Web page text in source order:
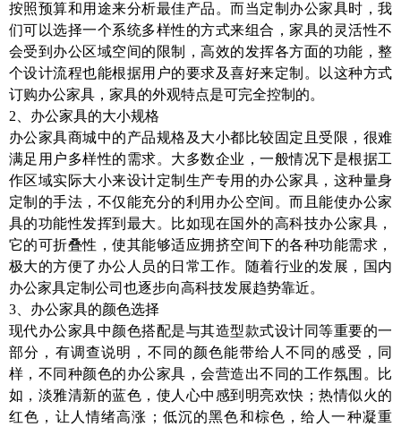
按照预算和用途来分析最佳产品。而当定制办公家具时，我
们可以选择一个系统多样性的方式来组合，家具的灵活性不
会受到办公区域空间的限制，高效的发挥各方面的功能，整
个设计流程也能根据用户的要求及喜好来定制。以这种方式
订购办公家具，家具的外观特点是可完全控制的。
2、办公家具的大小规格
办公家具商城中的产品规格及大小都比较固定且受限，很难
满足用户多样性的需求。大多数企业，一般情况下是根据工
作区域实际大小来设计定制生产专用的办公家具，这种量身
定制的手法，不仅能充分的利用办公空间。而且能使办公家
具的功能性发挥到最大。比如现在国外的高科技办公家具，
它的可折叠性，使其能够适应拥挤空间下的各种功能需求，
极大的方便了办公人员的日常工作。随着行业的发展，国内
办公家具定制公司也逐步向高科技发展趋势靠近。
3、办公家具的颜色选择
现代办公家具中颜色搭配是与其造型款式设计同等重要的一
部分，有调查说明，不同的颜色能带给人不同的感受，同
样，不同种颜色的办公家具，会营造出不同的工作氛围。比
如，淡雅清新的蓝色，使人心中感到明亮欢快；热情似火的
红色，让人情绪高涨；低沉的黑色和棕色，给人一种凝重